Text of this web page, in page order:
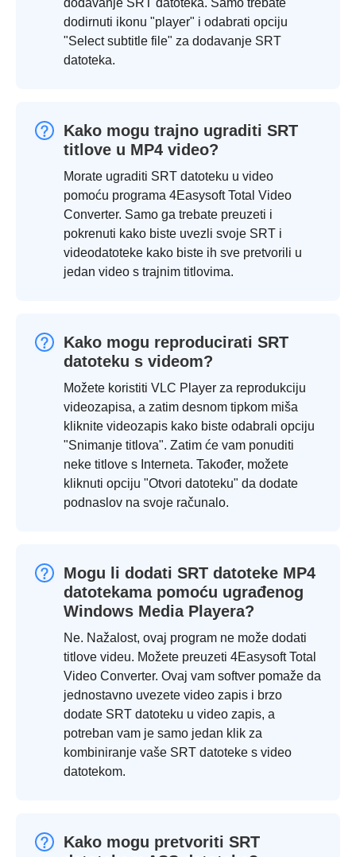
dodavanje SRT datoteka. Samo trebate
dodirnuti ikonu "player" i odabrati opciju
"Select subtitle file" za dodavanje SRT
datoteka.
Kako mogu trajno ugraditi SRT
titlove u MP4 video?
Morate ugraditi SRT datoteku u video
pomoću programa 4Easysoft Total Video
Converter. Samo ga trebate preuzeti i
pokrenuti kako biste uvezli svoje SRT i
videodatoteke kako biste ih sve pretvorili u
jedan video s trajnim titlovima.
Kako mogu reproducirati SRT
datoteku s videom?
Možete koristiti VLC Player za reprodukciju
videozapisa, a zatim desnom tipkom miša
kliknite videozapis kako biste odabrali opciju
"Snimanje titlova". Zatim će vam ponuditi
neke titlove s Interneta. Također, možete
kliknuti opciju "Otvori datoteku" da dodate
podnaslov na svoje računalo.
Mogu li dodati SRT datoteke MP4
datotekama pomoću ugrađenog
Windows Media Playera?
Ne. Nažalost, ovaj program ne može dodati
titlove videu. Možete preuzeti 4Easysoft Total
Video Converter. Ovaj vam softver pomaže da
jednostavno uvezete video zapis i brzo
dodate SRT datoteku u video zapis, a
potreban vam je samo jedan klik za
kombiniranje vaše SRT datoteke s video
datotekom.
Kako mogu pretvoriti SRT